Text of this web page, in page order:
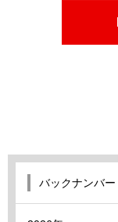
バックナンバー